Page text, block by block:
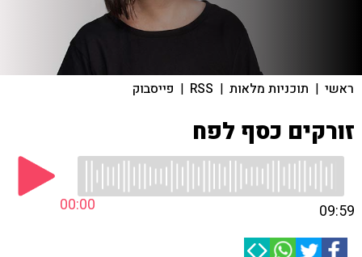
ראשי | תוכניות מלאות |
RSS
| פייסבוק
זורקים כסף לפח
00:00 09:59